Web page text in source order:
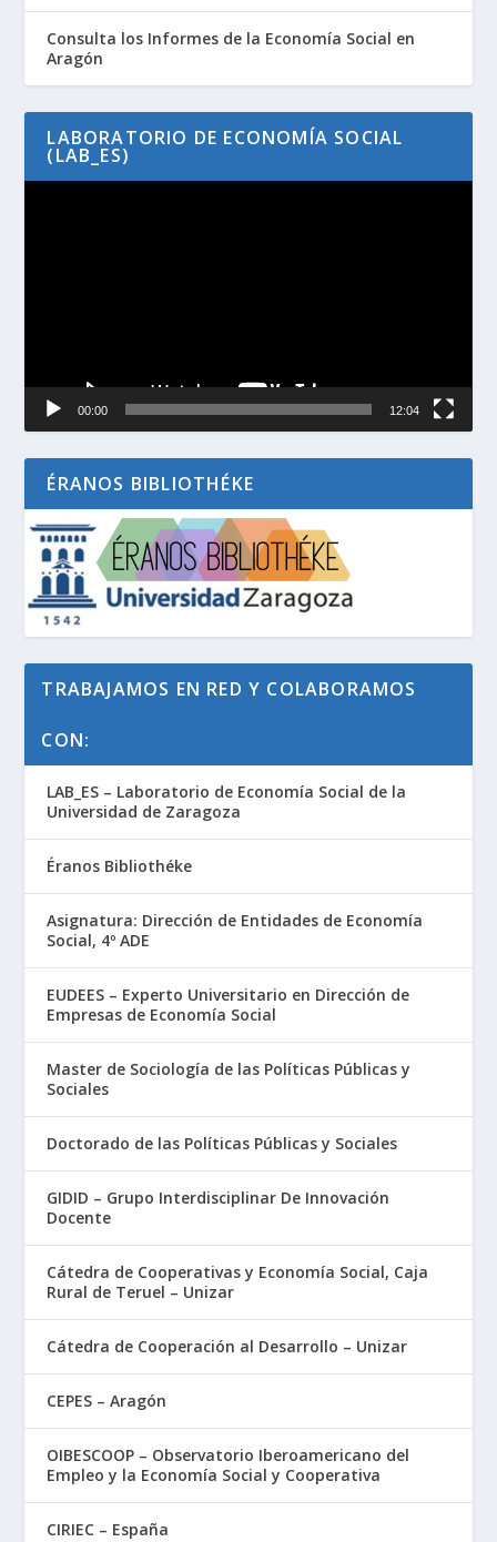
Consulta los Informes de la Economía Social en
Aragón
LABORATORIO DE ECONOMÍA SOCIAL
(LAB_ES)
00:00 12:04
ÉRANOS BIBLIOTHÉKE
TRABAJAMOS EN RED Y COLABORAMOS
CON:
LAB_ES – Laboratorio de Economía Social de la
Universidad de Zaragoza
Éranos Bibliothéke
Asignatura: Dirección de Entidades de Economía
Social, 4º ADE
EUDEES – Experto Universitario en Dirección de
Empresas de Economía Social
Master de Sociología de las Políticas Públicas y
Sociales
Doctorado de las Políticas Públicas y Sociales
GIDID – Grupo Interdisciplinar De Innovación
Docente
Cátedra de Cooperativas y Economía Social, Caja
Rural de Teruel – Unizar
Cátedra de Cooperación al Desarrollo – Unizar
CEPES – Aragón
OIBESCOOP – Observatorio Iberoamericano del
Empleo y la Economía Social y Cooperativa
CIRIEC – España